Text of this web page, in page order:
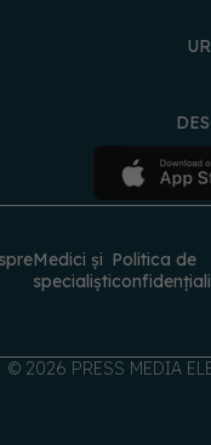
Medici și
specialiști
Politica de
© 2026 PRESS MEDIA